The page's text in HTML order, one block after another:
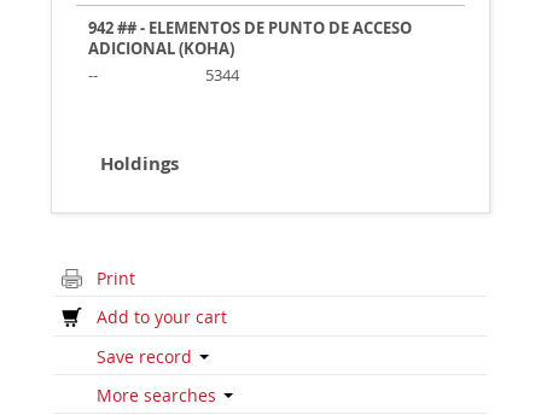
942 ## - ELEMENTOS DE PUNTO DE ACCESO
ADICIONAL (KOHA)
--
5344
Holdings
Print
Add to your cart
Save record
More searches